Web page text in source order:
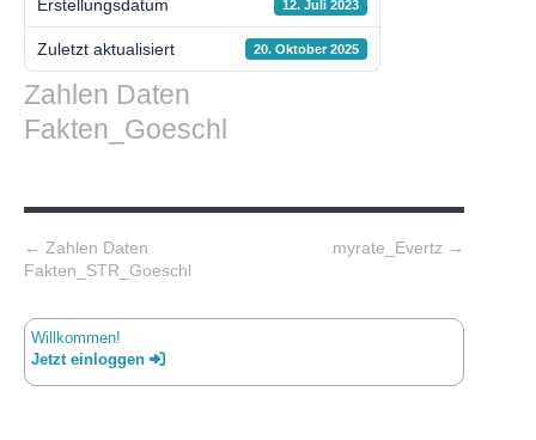
Erstellungsdatum 12. Juli 2023
Zuletzt aktualisiert 20. Oktober 2025
Zahlen Daten
Fakten_Goeschl
Post navigation
← Zahlen Daten
Fakten_STR_Goeschl
myrate_Evertz →
Willkommen!
Jetzt einloggen